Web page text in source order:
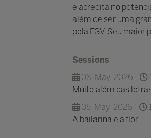
e acredita no
além de ser uma
pela FGV. Seu
Sessions
08-May-2026
Muito além das
05-May-2026
A bailarina e a flor